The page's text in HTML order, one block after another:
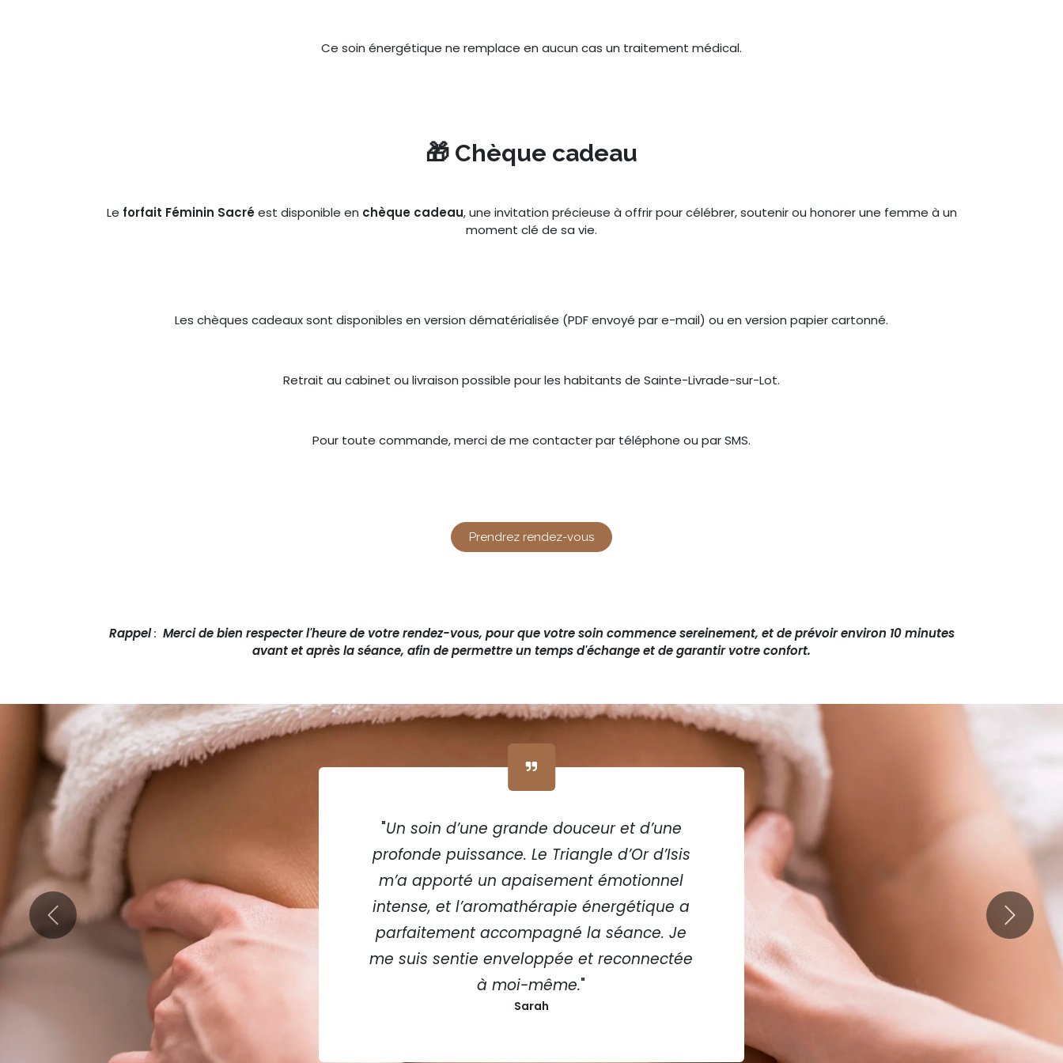
Ce soin énergétique ne remplace en aucun cas un traitement médical.
🎁 Chèque cadeau
Le forfait Féminin Sacréest disponible en chèque cadeau, une invitation précieuse à offrir pour célébrer, soutenir ou honorer une femme à un
moment clé de sa vie.
Les chèques cadeaux sont disponibles en version dématérialisée (PDF envoyé par e-mail) ou en version papier cartonné.
Retrait au cabinet ou livraison possible pour les habitants de Sainte-Livrade-sur-Lot.
Pour toute commande, merci de me contacter par téléphone ou par SMS.
Prendrez rendez-vous
Rappel: Merci de bien respecter l'heure de votre rendez-vous, pour que votre soin commence sereinement, et de prévoir environ 10 minutes
avant et après la séance, afin de permettre un temps d'échange et de garantir votre confort.
"Un soin d’une grande douceur et d’une
profonde puissance. Le Triangle d’Or d’Isis
m’a apporté un apaisement émotionnel
intense, et l’aromathérapie énergétique a
parfaitement accompagné la séance. Je
me suis sentie enveloppée et reconnectée
à moi-même."
Sarah
Précédent Suivant